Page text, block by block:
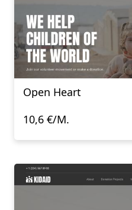
Open Heart
10,6 €/M.